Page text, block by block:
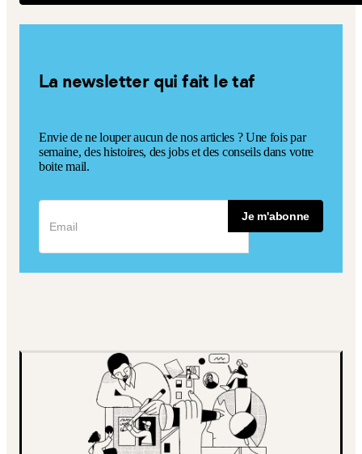
La newsletter qui fait le taf
Envie de ne louper aucun de nos articles ? Une fois par
semaine, des histoires, des jobs et des conseils dans votre
boite mail.
Je m'abonne